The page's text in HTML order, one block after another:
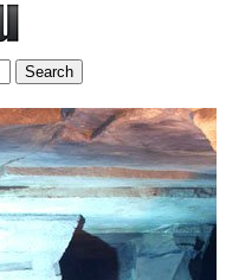
Search